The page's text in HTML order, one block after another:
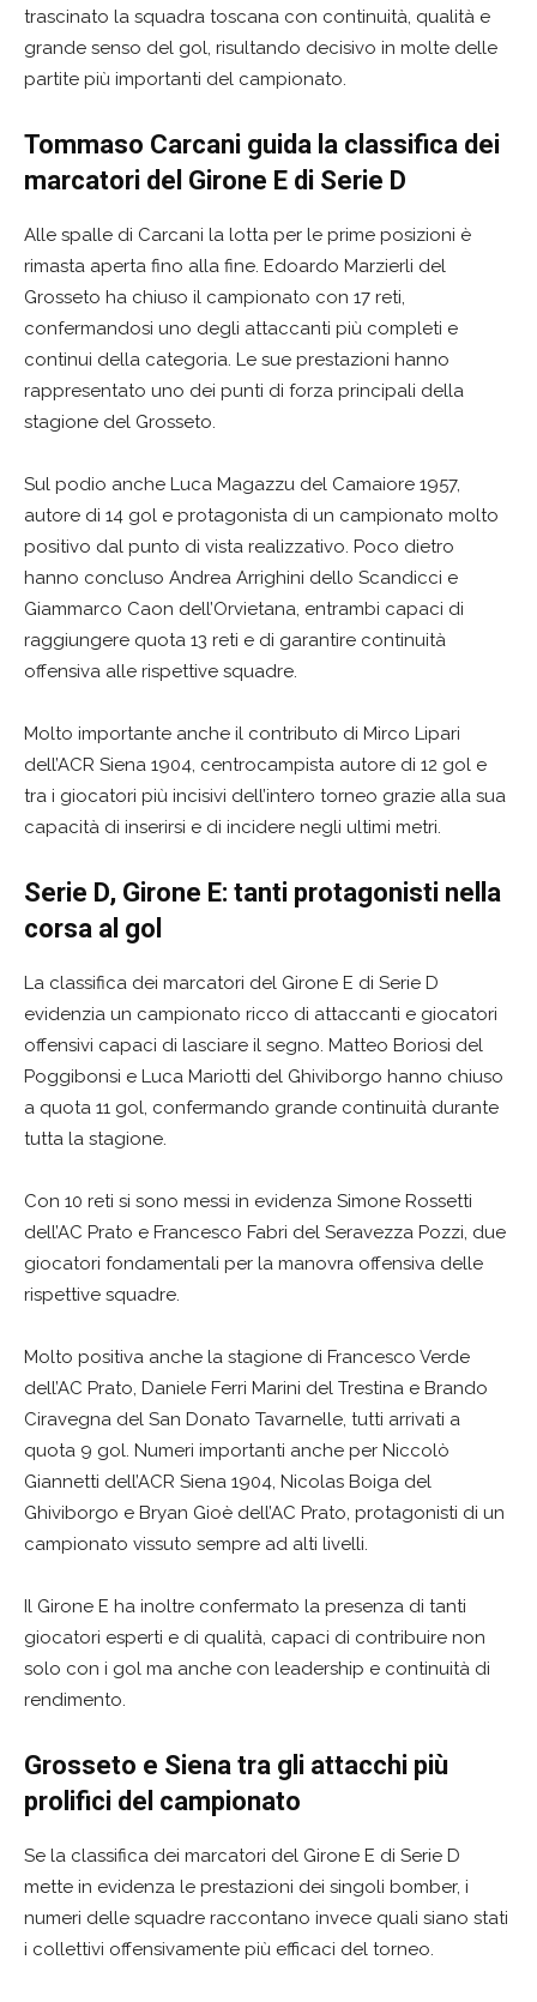
trascinato la squadra toscana con continuità, qualità e
grande senso del gol, risultando decisivo in molte delle
partite più importanti del campionato.
Tommaso Carcani guida la classifica dei
marcatori del Girone E di Serie D
Alle spalle di Carcani la lotta per le prime posizioni è
rimasta aperta fino alla fine. Edoardo Marzierli del
Grosseto ha chiuso il campionato con 17 reti,
confermandosi uno degli attaccanti più completi e
continui della categoria. Le sue prestazioni hanno
rappresentato uno dei punti di forza principali della
stagione del Grosseto.
Sul podio anche Luca Magazzu del Camaiore 1957,
autore di 14 gol e protagonista di un campionato molto
positivo dal punto di vista realizzativo. Poco dietro
hanno concluso Andrea Arrighini dello Scandicci e
Giammarco Caon dell’Orvietana, entrambi capaci di
raggiungere quota 13 reti e di garantire continuità
offensiva alle rispettive squadre.
Molto importante anche il contributo di Mirco Lipari
dell’ACR Siena 1904, centrocampista autore di 12 gol e
tra i giocatori più incisivi dell’intero torneo grazie alla sua
capacità di inserirsi e di incidere negli ultimi metri.
Serie D, Girone E: tanti protagonisti nella
corsa al gol
La classifica dei marcatori del Girone E di Serie D
evidenzia un campionato ricco di attaccanti e giocatori
offensivi capaci di lasciare il segno. Matteo Boriosi del
Poggibonsi e Luca Mariotti del Ghiviborgo hanno chiuso
a quota 11 gol, confermando grande continuità durante
tutta la stagione.
Con 10 reti si sono messi in evidenza Simone Rossetti
dell’AC Prato e Francesco Fabri del Seravezza Pozzi, due
giocatori fondamentali per la manovra offensiva delle
rispettive squadre.
Molto positiva anche la stagione di Francesco Verde
dell’AC Prato, Daniele Ferri Marini del Trestina e Brando
Ciravegna del San Donato Tavarnelle, tutti arrivati a
quota 9 gol. Numeri importanti anche per Niccolò
Giannetti dell’ACR Siena 1904, Nicolas Boiga del
Ghiviborgo e Bryan Gioè dell’AC Prato, protagonisti di un
campionato vissuto sempre ad alti livelli.
Il Girone E ha inoltre confermato la presenza di tanti
giocatori esperti e di qualità, capaci di contribuire non
solo con i gol ma anche con leadership e continuità di
rendimento.
Grosseto e Siena tra gli attacchi più
prolifici del campionato
Se la classifica dei marcatori del Girone E di Serie D
mette in evidenza le prestazioni dei singoli bomber, i
numeri delle squadre raccontano invece quali siano stati
i collettivi offensivamente più efficaci del torneo.